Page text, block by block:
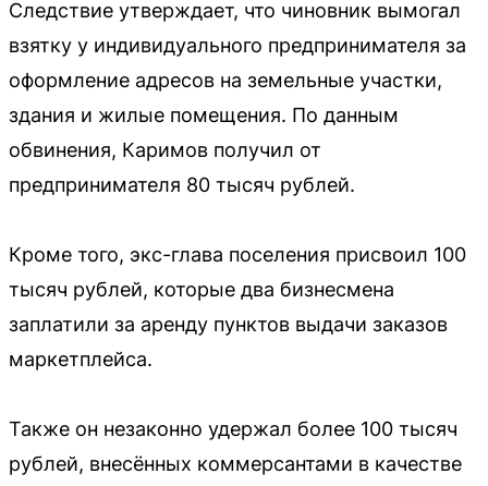
Следствие утверждает, что чиновник вымогал
взятку у индивидуального предпринимателя за
оформление адресов на земельные участки,
здания и жилые помещения. По данным
обвинения, Каримов получил от
предпринимателя 80 тысяч рублей.
Кроме того, экс-глава поселения присвоил 100
тысяч рублей, которые два бизнесмена
заплатили за аренду пунктов выдачи заказов
маркетплейса.
Также он незаконно удержал более 100 тысяч
рублей, внесённых коммерсантами в качестве